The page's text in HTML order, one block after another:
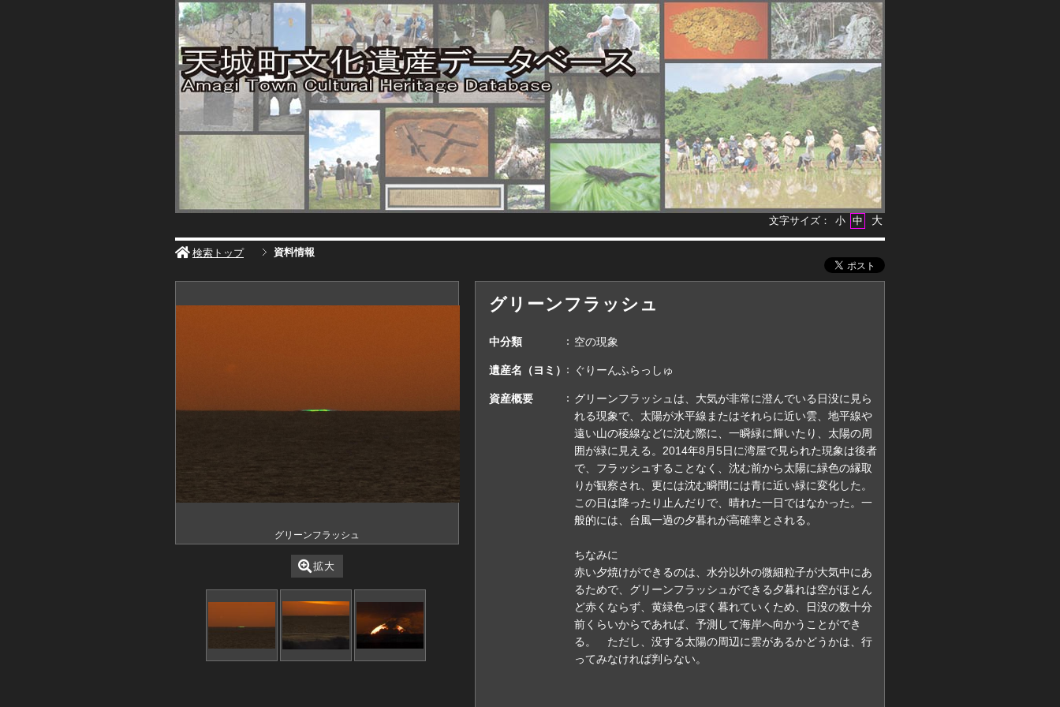
文字サイズ： 小 中 大
検索トップ 資料情報
グリーンフラッシュ
拡大
グリーンフラッシュ
中分類 空の現象
遺産名（ヨミ） ぐりーんふらっしゅ
資産概要
グリーンフラッシュは、大気が非常に澄んでいる日没に見ら
れる現象で、太陽が水平線またはそれらに近い雲、地平線や
遠い山の稜線などに沈む際に、一瞬緑に輝いたり、太陽の周
囲が緑に見える。2014年8月5日に湾屋で見られた現象は後者
で、フラッシュすることなく、沈む前から太陽に緑色の縁取
りが観察され、更には沈む瞬間には青に近い緑に変化した。
この日は降ったり止んだりで、晴れた一日ではなかった。一
般的には、台風一過の夕暮れが高確率とされる。
ちなみに
赤い夕焼けができるのは、水分以外の微細粒子が大気中にあ
るためで、グリーンフラッシュができる夕暮れは空がほとん
ど赤くならず、黄緑色っぽく暮れていくため、日没の数十分
前くらいからであれば、予測して海岸へ向かうことができ
る。 ただし、没する太陽の周辺に雲があるかどうかは、行
ってみなければ判らない。